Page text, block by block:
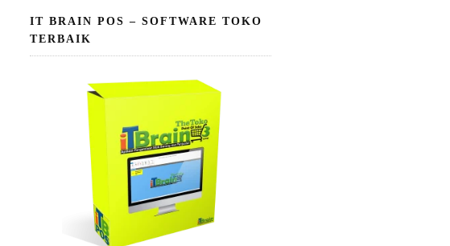
IT BRAIN POS – SOFTWARE TOKO
TERBAIK